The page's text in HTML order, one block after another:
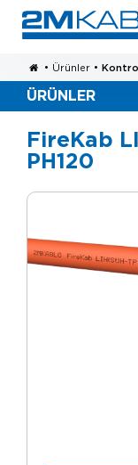
• Ürünler •
ÜRÜNLER
FireKab
PH120